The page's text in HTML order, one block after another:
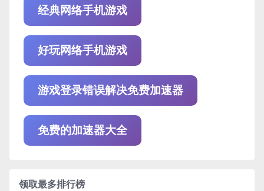
经典网络手机游戏
好玩网络手机游戏
游戏登录错误解决免费加速器
免费的加速器大全
领取最多排行榜